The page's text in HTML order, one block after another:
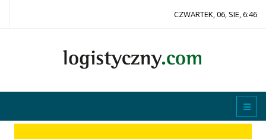
CZWARTEK, 06, SIE, 6:46